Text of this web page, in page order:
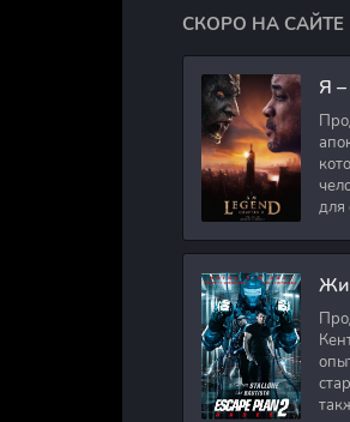
СКОРО НА САЙТЕ
Я
для